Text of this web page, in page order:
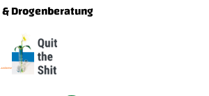
Drogenberatung